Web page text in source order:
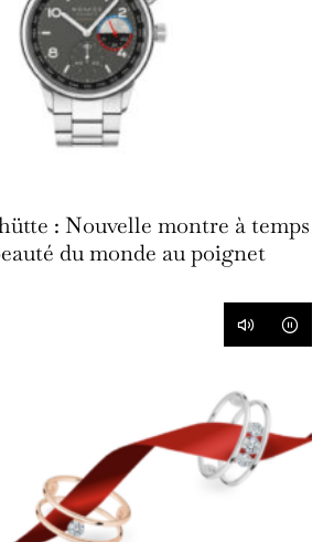
: Nouvelle montre à temps
du monde au poignet